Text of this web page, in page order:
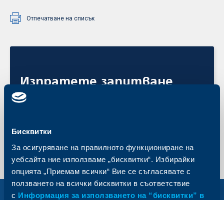
Бисквитки
За осигуряване на правилното функциониране на
уебсайта ние използваме „бисквитки“. Избирайки
опцията „Приемам всички“ Вие се съгласявате с
ползването на всички бисквитки в съответствие
с Информация за използването на “бисквитки” в
Отпечатване на списък
Изпратете запитване
Подайте своята заявка онлайн още сега и получете
Изпратете запитване